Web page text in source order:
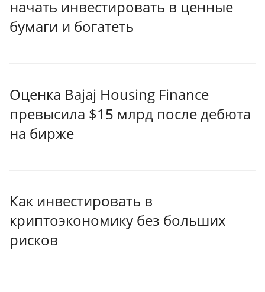
начать инвестировать в ценные
бумаги и богатеть
Оценка Bajaj Housing Finance
превысила $15 млрд после дебюта
на бирже
Как инвестировать в
криптоэкономику без больших
рисков